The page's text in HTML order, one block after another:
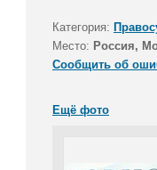
Категория:
Место: Россия,
Сообщить об
Ещё фото